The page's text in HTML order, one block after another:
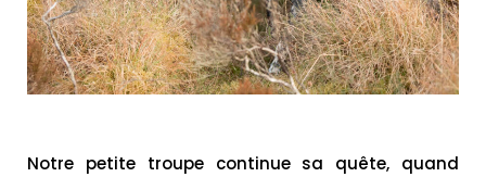
Notre petite troupe continue sa quête, quand